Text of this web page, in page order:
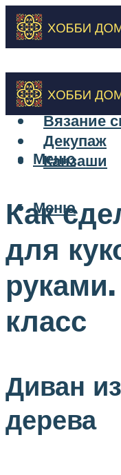
Вышивка
Вязание
Декупаж
Канзаши
Меню
Меню
Как
для
класс
Диван
дерева